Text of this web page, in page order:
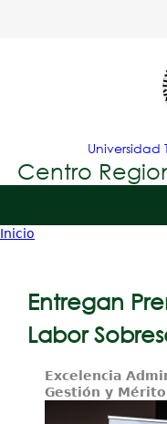
Centro
Tropical
Principal
está
aquí
Inicio
Entregan
Labor
Excelencia
Gestión y